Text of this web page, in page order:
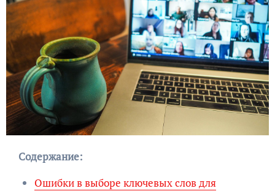
Содержание:
Ошибки в выборе ключевых слов для